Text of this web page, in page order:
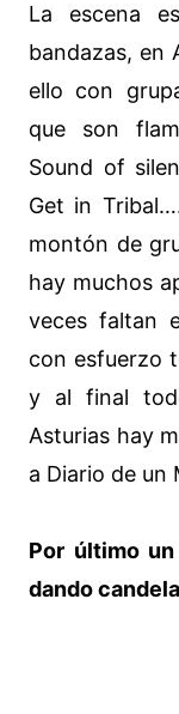
La escena
bandazas, en
ello con
que son
Sound of
Get in
montón de
hay muchos
veces faltan
con esfuerzo
y al final
Asturias hay
a Diario de un
Por último
dando